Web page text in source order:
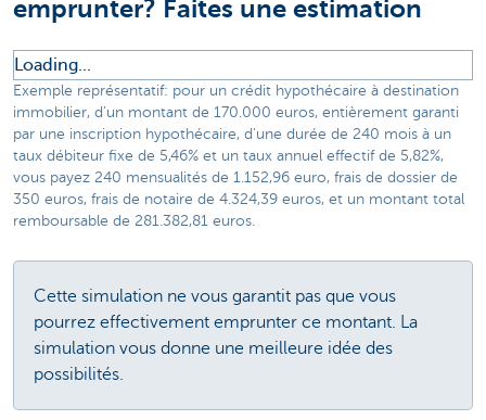
emprunter? Faites une estimation
Loading...
Exemple représentatif: pour un crédit hypothécaire à destination
immobilier, d'un montant de 170.000 euros, entièrement garanti
par une inscription hypothécaire, d'une durée de 240 mois à un
taux débiteur fixe de 5,46% et un taux annuel effectif de 5,82%,
vous payez 240 mensualités de 1.152,96 euro, frais de dossier de
350 euros, frais de notaire de 4.324,39 euros, et un montant total
remboursable de 281.382,81 euros.
Cette simulation ne vous garantit pas que vous
pourrez effectivement emprunter ce montant. La
simulation vous donne une meilleure idée des
possibilités.